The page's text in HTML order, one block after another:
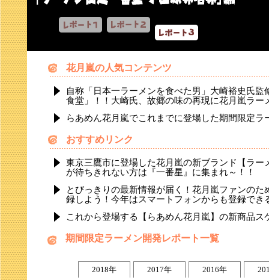
花月嵐の人気コンテンツ
自称「日本一ラーメンを食べた男」大崎裕史氏
食堂」！！大崎氏、故郷の味の再現に花月嵐ラー
らあめん花月嵐でこれまでに登場した期間限定ラ
おすすめリンク
東京三鷹市に登場した花月嵐の新ブランド【ラ
が待ちきれない方は『一番星』に集まれ～！！
とびっきりの最新情報が届く！花月嵐ファンの
録しよう！今年はスマートフォンからも登録でき
これから登場する【らあめん花月嵐】の新商品ス
期間限定ラーメン開発レポート一覧
2018年 2017年 2016年